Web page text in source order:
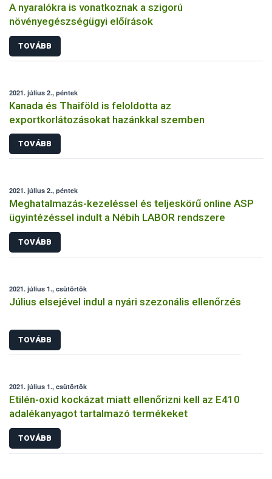
A nyaralókra is vonatkoznak a szigorú
növényegészségügyi előírások
TOVÁBB
2021. július 2., péntek
Kanada és Thaiföld is feloldotta az
exportkorlátozásokat hazánkkal szemben
TOVÁBB
2021. július 2., péntek
Meghatalmazás-kezeléssel és teljeskörű online ASP
ügyintézéssel indult a Nébih LABOR rendszere
TOVÁBB
2021. július 1., csütörtök
Július elsejével indul a nyári szezonális ellenőrzés
TOVÁBB
2021. július 1., csütörtök
Etilén-oxid kockázat miatt ellenőrizni kell az E410
adalékanyagot tartalmazó termékeket
TOVÁBB